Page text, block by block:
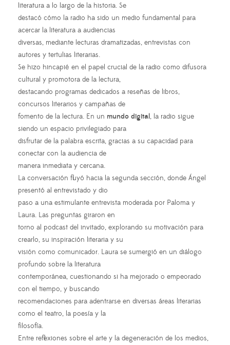
literatura a lo largo de la historia. Se
destacó cómo la radio ha sido un medio fundamental para
acercar la literatura a audiencias
diversas, mediante lecturas dramatizadas, entrevistas con
autores y tertulias literarias.
Se hizo hincapié en el papel crucial de la radio como difusora
cultural y promotora de la lectura,
destacando programas dedicados a reseñas de libros,
concursos literarios y campañas de
fomento de la lectura. En un mundo digital, la radio sigue
siendo un espacio privilegiado para
disfrutar de la palabra escrita, gracias a su capacidad para
conectar con la audiencia de
manera inmediata y cercana.
La conversación fluyó hacia la segunda sección, donde Ángel
presentó al entrevistado y dio
paso a una estimulante entrevista moderada por Paloma y
Laura. Las preguntas giraron en
torno al podcast del invitado, explorando su motivación para
crearlo, su inspiración literaria y su
visión como comunicador. Laura se sumergió en un diálogo
profundo sobre la literatura
contemporánea, cuestionando si ha mejorado o empeorado
con el tiempo, y buscando
recomendaciones para adentrarse en diversas áreas literarias
como el teatro, la poesía y la
filosofía.
Entre reflexiones sobre el arte y la degeneración de los medios,